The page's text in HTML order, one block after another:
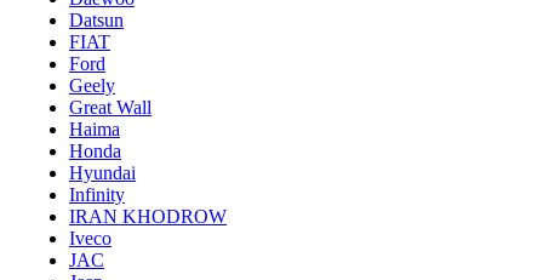
Datsun
FIAT
Ford
Geely
Great Wall
Haima
Honda
Hyundai
Infinity
IRAN KHODROW
Iveco
JAC